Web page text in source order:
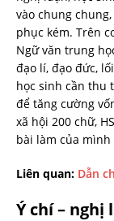
vào chung
phục kém. Trên
Ngữ văn trung
đạo lí, đạo đức,
học sinh cần thu
để tăng cường
xã hội 200 chữ,
bài làm của
Liên quan: Dẫn
Ý chí – nghị